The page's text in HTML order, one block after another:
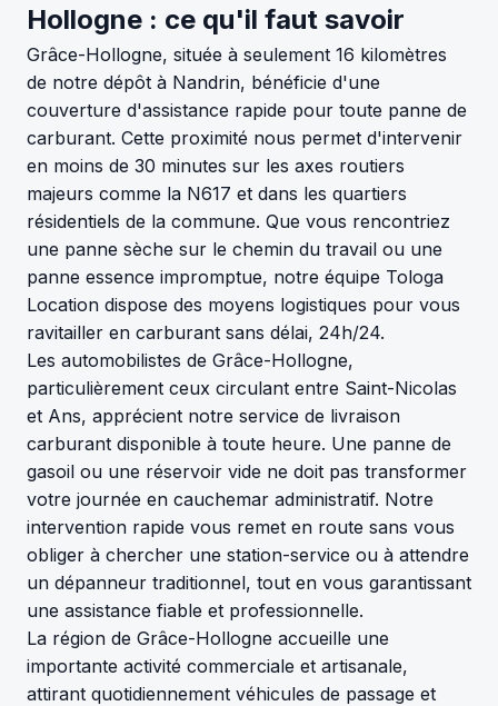
Hollogne : ce qu'il faut savoir
Grâce-Hollogne, située à seulement 16 kilomètres
de notre dépôt à Nandrin, bénéficie d'une
couverture d'assistance rapide pour toute panne de
carburant. Cette proximité nous permet d'intervenir
en moins de 30 minutes sur les axes routiers
majeurs comme la N617 et dans les quartiers
résidentiels de la commune. Que vous rencontriez
une panne sèche sur le chemin du travail ou une
panne essence impromptue, notre équipe Tologa
Location dispose des moyens logistiques pour vous
ravitailler en carburant sans délai, 24h/24.
Les automobilistes de Grâce-Hollogne,
particulièrement ceux circulant entre Saint-Nicolas
et Ans, apprécient notre service de livraison
carburant disponible à toute heure. Une panne de
gasoil ou une réservoir vide ne doit pas transformer
votre journée en cauchemar administratif. Notre
intervention rapide vous remet en route sans vous
obliger à chercher une station-service ou à attendre
un dépanneur traditionnel, tout en vous garantissant
une assistance fiable et professionnelle.
La région de Grâce-Hollogne accueille une
importante activité commerciale et artisanale,
attirant quotidiennement véhicules de passage et